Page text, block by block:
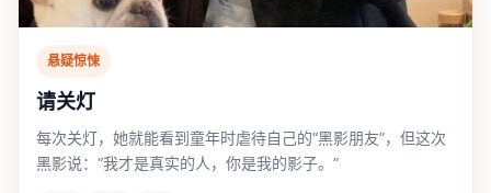
悬疑惊悚
请关灯
每次关灯，她就能看到童年时虐待自己的“黑影朋友”，但这次
黑影说：“我才是真实的人，你是我的影子。”